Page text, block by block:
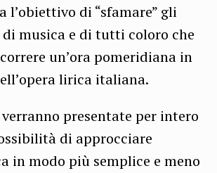
l’obiettivo di “sfamare” gli
musica e di tutti coloro che
un’ora pomeridiana in
lirica italiana.
presentate per intero
di approcciare
in modo più semplice e meno